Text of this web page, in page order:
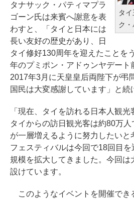
タ
ク
タナサック・パティマプラ
ゴーン氏は来賓へ謝意を表
わすと、「タイと日本には
長い友好の歴史があり、日
タイ修好130周年を迎えたことを
年のプミポン・アドゥンヤデート
2017年3月に天皇皇后両陛下が弔
国民は大変感謝しています」と続
「現在、タイを訪れる日本人観
タイからの訪日観光客は約80万
が一層増えるように努力したいと
フェスティバルは今回で18回目
規模を拡大してきました。今回は
設けています。
このようなイベントを開催でき